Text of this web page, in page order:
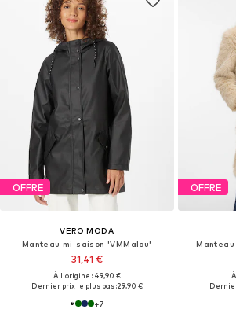
OFFRE
VERO MODA
Manteau mi-saison 'VMMalou'
31,41 €
À l'origine : 49,90 €
Dernier prix le plus bas :29,90 €
+7
OFFRE
Manteau